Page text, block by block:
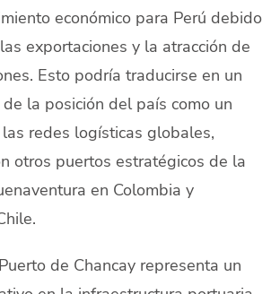
económico para Perú debido
exportaciones y la atracción de
Esto podría traducirse en un
la posición del país como un
redes logísticas globales,
otros puertos estratégicos de la
en Colombia y
de Chancay representa un